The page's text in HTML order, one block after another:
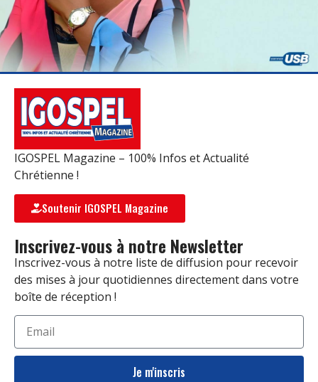
IGOSPEL Magazine – 100% Infos et Actualité
Chrétienne !
Soutenir IGOSPEL Magazine
Inscrivez-vous à notre Newsletter
Inscrivez-vous à notre liste de diffusion pour recevoir
des mises à jour quotidiennes directement dans votre
boîte de réception !
Je m'inscris